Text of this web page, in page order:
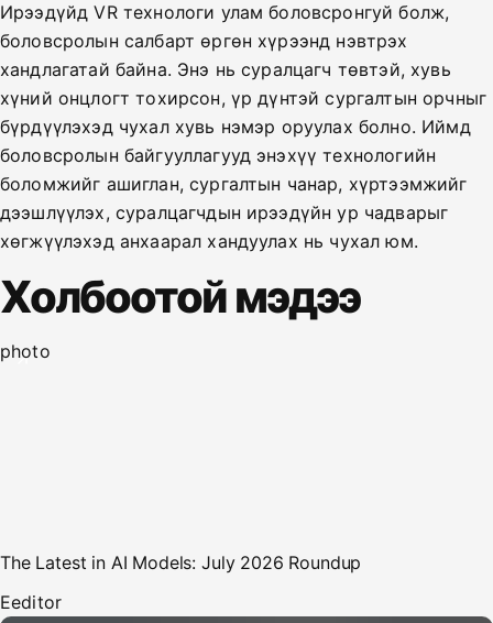
Ирээдүйд VR технологи улам боловсронгуй болж,
боловсролын салбарт өргөн хүрээнд нэвтрэх
хандлагатай байна. Энэ нь суралцагч төвтэй, хувь
хүний онцлогт тохирсон, үр дүнтэй сургалтын орчныг
бүрдүүлэхэд чухал хувь нэмэр оруулах болно. Иймд
боловсролын байгууллагууд энэхүү технологийн
боломжийг ашиглан, сургалтын чанар, хүртээмжийг
дээшлүүлэх, суралцагчдын ирээдүйн ур чадварыг
хөгжүүлэхэд анхаарал хандуулах нь чухал юм.
Холбоотой мэдээ
photo
The Latest in AI Models: July 2026 Roundup
Eeditor